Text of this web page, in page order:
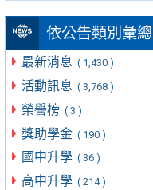
依公告類別彙總
最新消息 ( 1,430 )
活動訊息 ( 3,768 )
榮譽榜 ( 3 )
獎助學金 ( 190 )
國中升學 ( 36 )
高中升學 ( 214 )